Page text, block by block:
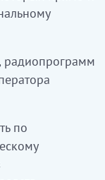
, радио
және
радиопрограмм
по